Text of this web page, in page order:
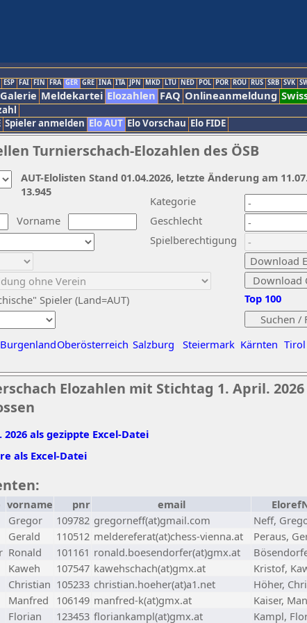
ESP FAI FIN FRA GER GRE INA ITA JPN MKD LTU NED POL POR ROU RUS SRB SVK
Meldekartei Elozahlen FAQ Onlineanmeldung
Spieler anmelden Elo AUT Elo Vorschau Elo FIDE
Turnierschach-Elozahlen des ÖSB
Vorname
Kategorie
Geschlecht
Spieler (Land=AUT)
Spielberechtigung
BurgenlandOberösterreich Salzburg Steiermark Kärnten Tirol
Top 100
AUT-Elolisten Stand 01.04.2026, letzte Änderung am
13.945
Elozahlen mit Stichtag 1. April.
als gezippte Excel-Datei
als Excel-Datei
vorname pnr email
Gregor 109782 gregorneff(at)gmail.com
Neff,
Gerald 110512 meldereferat(at)chess-vienna.at
Peraus,
Ronald 101161 ronald.boesendorfer(at)gmx.at
Kaweh 107547 kawehschach(at)gmx.at
Kristof,
Christian 105233 christian.hoeher(at)a1.net
Höher,
Manfred 106149 manfred-k(at)gmx.at
Kaiser,
Florian 123453 floriankampl(at)gmx.at Kampl,